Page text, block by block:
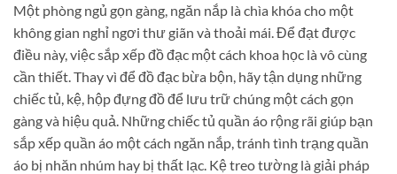
Một phòng ngủ gọn gàng, ngăn nắp là chìa khóa cho một
không gian nghỉ ngơi thư giãn và thoải mái. Để đạt được
điều này, việc sắp xếp đồ đạc một cách khoa học là vô cùng
cần thiết. Thay vì để đồ đạc bừa bộn, hãy tận dụng những
chiếc tủ, kệ, hộp đựng đồ để lưu trữ chúng một cách gọn
gàng và hiệu quả. Những chiếc tủ quần áo rộng rãi giúp bạn
sắp xếp quần áo một cách ngăn nắp, tránh tình trạng quần
áo bị nhăn nhúm hay bị thất lạc. Kệ treo tường là giải pháp